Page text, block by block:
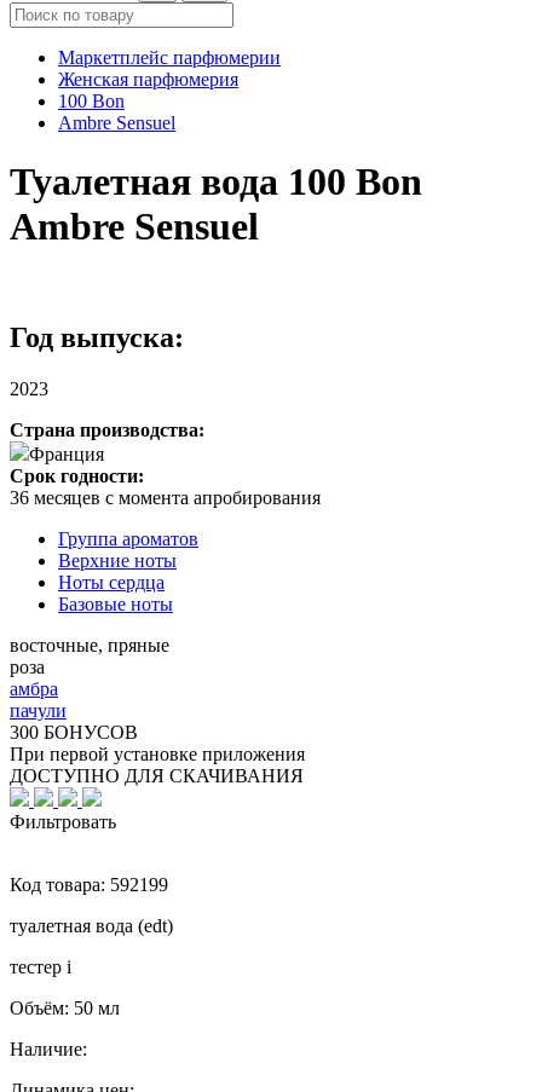
Маркетплейс парфюмерии
Женская парфюмерия
100 Bon
Ambre Sensuel
Туалетная вода 100 Bon
Ambre Sensuel
Год выпуска:
2023
Страна производства:
Франция
Срок годности:
36 месяцев с момента апробирования
Группа ароматов
Верхние ноты
Ноты сердца
Базовые ноты
восточные, пряные
роза
амбра
пачули
300 БОНУСОВ
При первой установке приложения
ДОСТУПНО ДЛЯ СКАЧИВАНИЯ
Фильтровать
Код товара: 592199
туалетная вода (edt)
тестер i
Объём: 50 мл
Наличие: